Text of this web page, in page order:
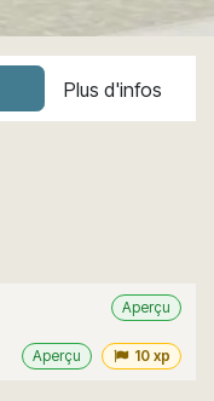
Plus d'infos
Aperçu
Aperçu 10 xp